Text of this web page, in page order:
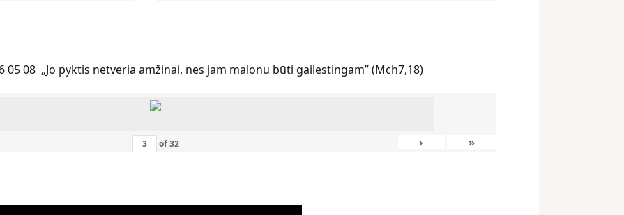
05 08 „Jo pyktis netveria amžinai, nes jam malonu būti gailestingam” (Mch7,18)
of32 › »